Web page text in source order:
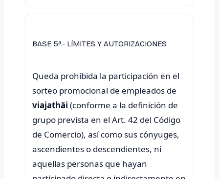
BASE 5ª.- LÍMITES Y AUTORIZACIONES
Queda prohibida la participación en el
sorteo promocional de empleados de
viajathäi (conforme a la definición de
grupo prevista en el Art. 42 del Código
de Comercio), así como sus cónyuges,
ascendientes o descendientes, ni
aquellas personas que hayan